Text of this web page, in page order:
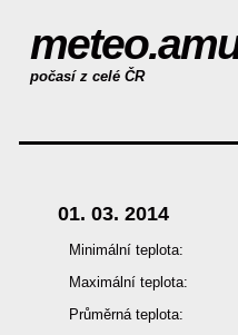
počasí z celé ČR
01. 03. 2014
Minimální teplota:
Maximální teplota:
Průměrná teplota: